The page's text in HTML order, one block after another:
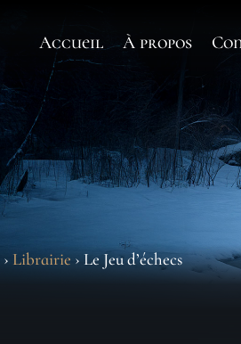
Accueil À propos
› Librairie › Le Jeu d’échecs